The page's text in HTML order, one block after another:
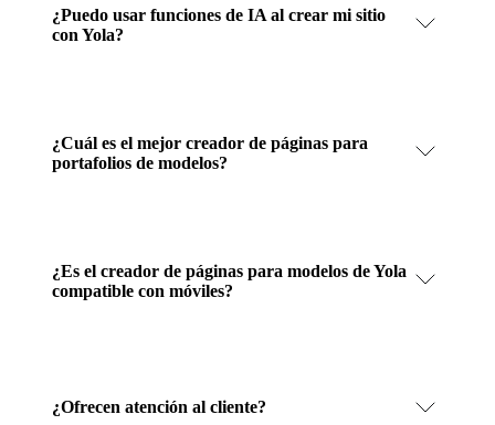
¿Puedo usar funciones de IA al crear mi sitio
con Yola?
¿Cuál es el mejor creador de páginas para
portafolios de modelos?
¿Es el creador de páginas para modelos de Yola
compatible con móviles?
¿Ofrecen atención al cliente?